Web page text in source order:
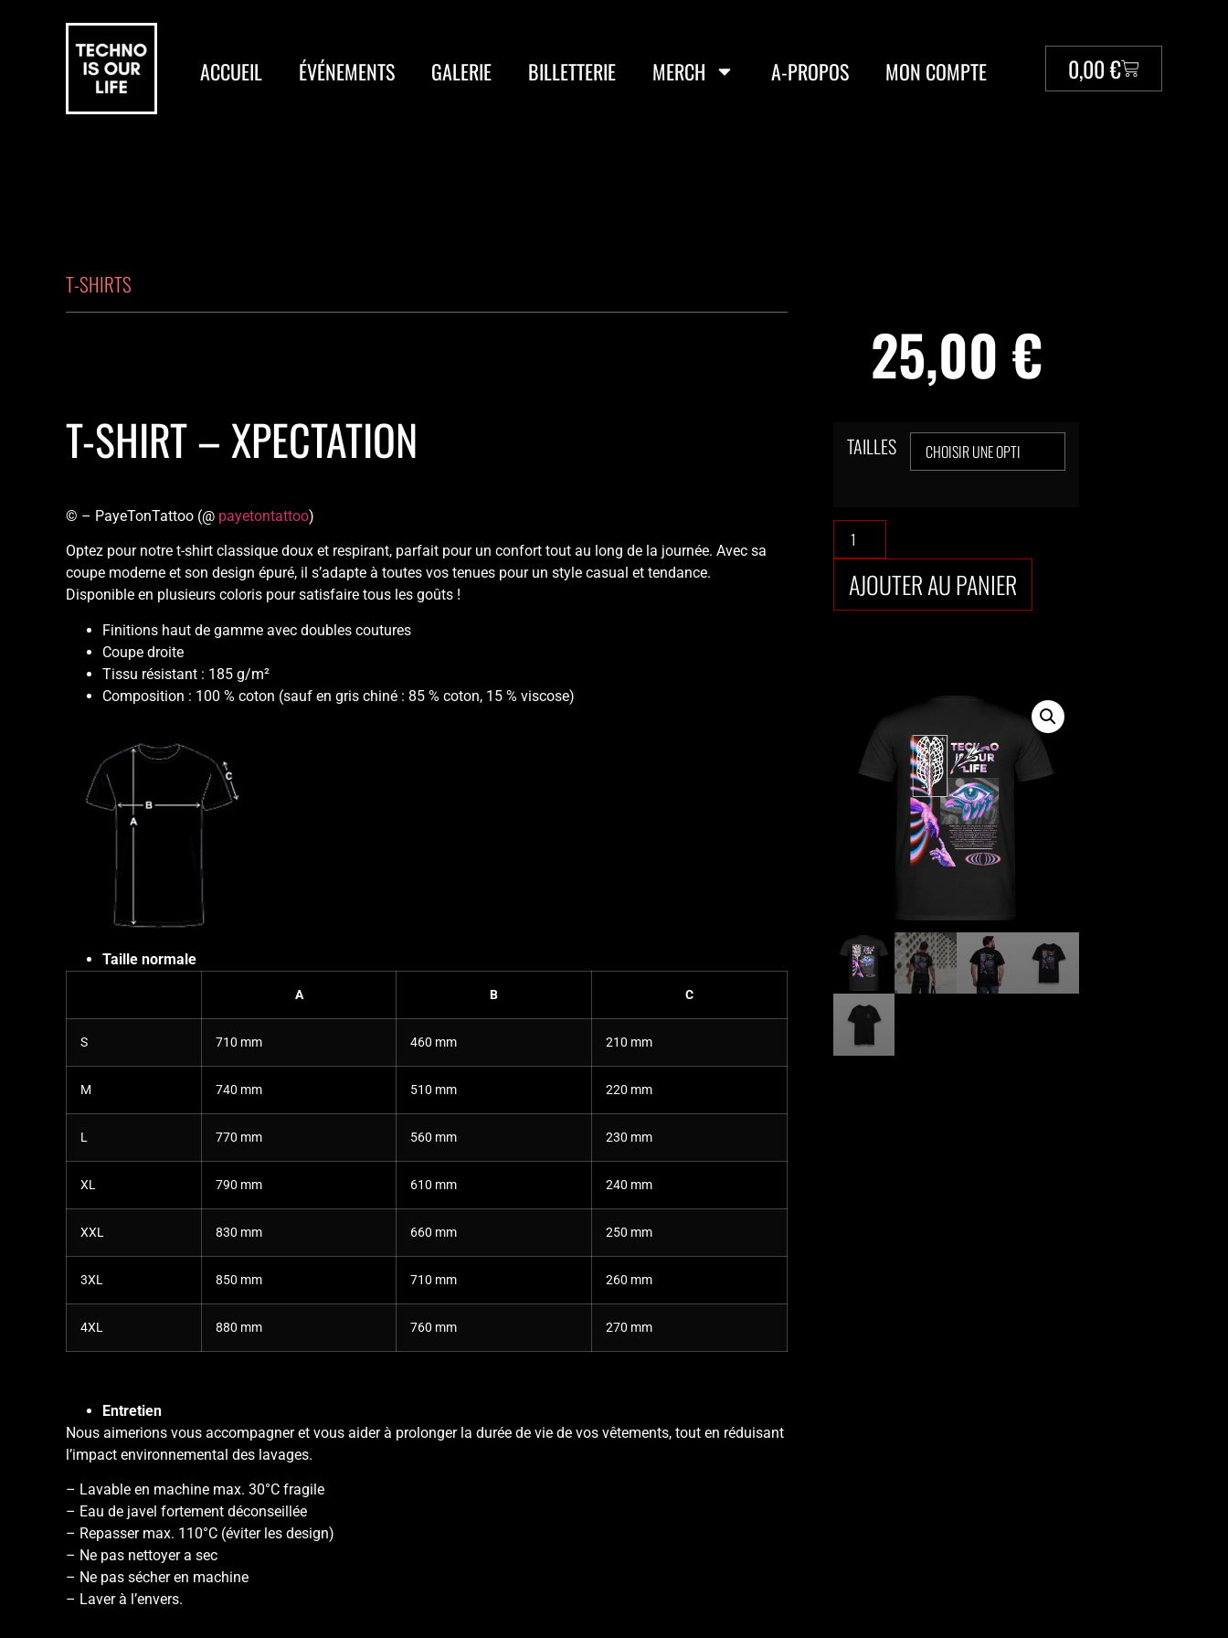
ACCUEIL ÉVÉNEMENTS GALERIE BILLETTERIE MERCH A-PROPOS MON COMPTE 0,00€
T-SHIRTS
T-SHIRT – XPECTATION
© – PayeTonTattoo (@ payetontattoo)
Optez pour notre t-shirt classique doux et respirant, parfait pour un confort tout au long de la journée. Avec sa
coupe moderne et son design épuré, il s’adapte à toutes vos tenues pour un style casual et tendance.
Disponible en plusieurs coloris pour satisfaire tous les goûts !
Finitions haut de gamme avec doubles coutures
Coupe droite
Tissu résistant : 185 g/m²
Composition : 100 % coton (sauf en gris chiné : 85 % coton, 15 % viscose)
Taille normale
A B C
S 710 mm 460 mm 210 mm
M 740 mm 510 mm 220 mm
L 770 mm 560 mm 230 mm
XL 790 mm 610 mm 240 mm
XXL 830 mm 660 mm 250 mm
3XL 850 mm 710 mm 260 mm
4XL 880 mm 760 mm 270 mm
Entretien
Nous aimerions vous accompagner et vous aider à prolonger la durée de vie de vos vêtements, tout en réduisant
l’impact environnemental des lavages.
– Lavable en machine max. 30°C fragile
– Eau de javel fortement déconseillée
– Repasser max. 110°C (éviter les design)
– Ne pas nettoyer a sec
– Ne pas sécher en machine
– Laver à l’envers.
25,00 €
TAILLES
AJOUTER AU PANIER